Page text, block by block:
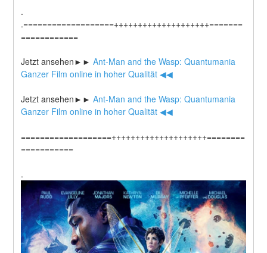
.
.===================++++++++++++++++++++=======
============
Jetzt ansehen►► Ant-Man and the Wasp: Quantumania
Ganzer Film online in hoher Qualität ◀◀
Jetzt ansehen►► Ant-Man and the Wasp: Quantumania
Ganzer Film online in hoher Qualität ◀◀
===================++++++++++++++++++++========
===========
.